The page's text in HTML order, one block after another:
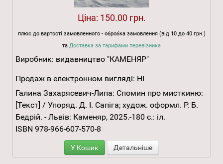
Ціна: 150.00 грн.
плюс до вартості замовленного - обробка замовлення (від 10 до 40 грн.)
та Доставка за тарифами перевізника
Виробник: видавництво "КАМЕНЯР"
Продаж в електронном вигляді: НІ
Галина Захарясевич-Липа: Спомин про мисткиню:
[Текст] / Упоряд. Д. І. Сапіга; худож. оформл. Р. Б.
Бедрій. - Львів: Каменяр, 2025.-180 с.: іл.
ISBN 978-966-607-570-8
У Кошик Детальніше